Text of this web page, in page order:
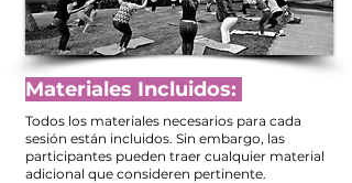
Materiales Incluidos:
Todos los materiales necesarios para cada
sesión están incluidos. Sin embargo, las
participantes pueden traer cualquier material
adicional que consideren pertinente​.